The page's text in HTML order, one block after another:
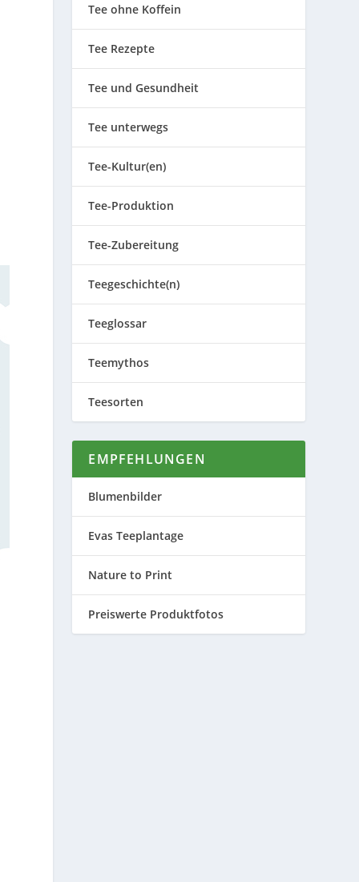
Tee ohne Koffein
Tee Rezepte
Tee und Gesundheit
Tee unterwegs
Tee-Kultur(en)
Tee-Produktion
Tee-Zubereitung
Teegeschichte(n)
Teeglossar
Teemythos
Teesorten
EMPFEHLUNGEN
Blumenbilder
Evas Teeplantage
Nature to Print
Preiswerte Produktfotos